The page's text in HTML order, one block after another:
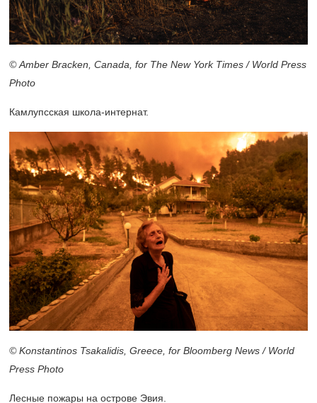
© Amber Bracken, Canada, for The New York Times / World Press
Photo
Камлупсская школа-интернат.
© Konstantinos Tsakalidis, Greece, for Bloomberg News / World
Press Photo
Лесные пожары на острове Эвия.